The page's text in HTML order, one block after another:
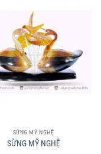
SỪNG MỸ NGHỆ
SỪNG MỸ NGHỆ